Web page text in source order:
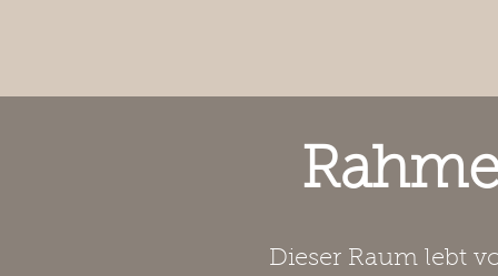
Dieser Raum lebt